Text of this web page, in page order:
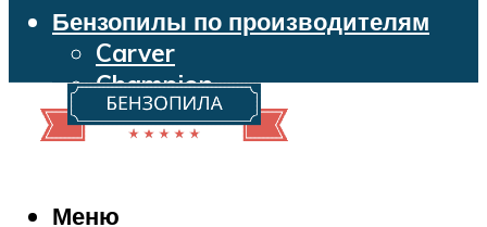
Бензопилы по производителям
Carver
Champion
Echo
Husqvarna
Makita
Меню